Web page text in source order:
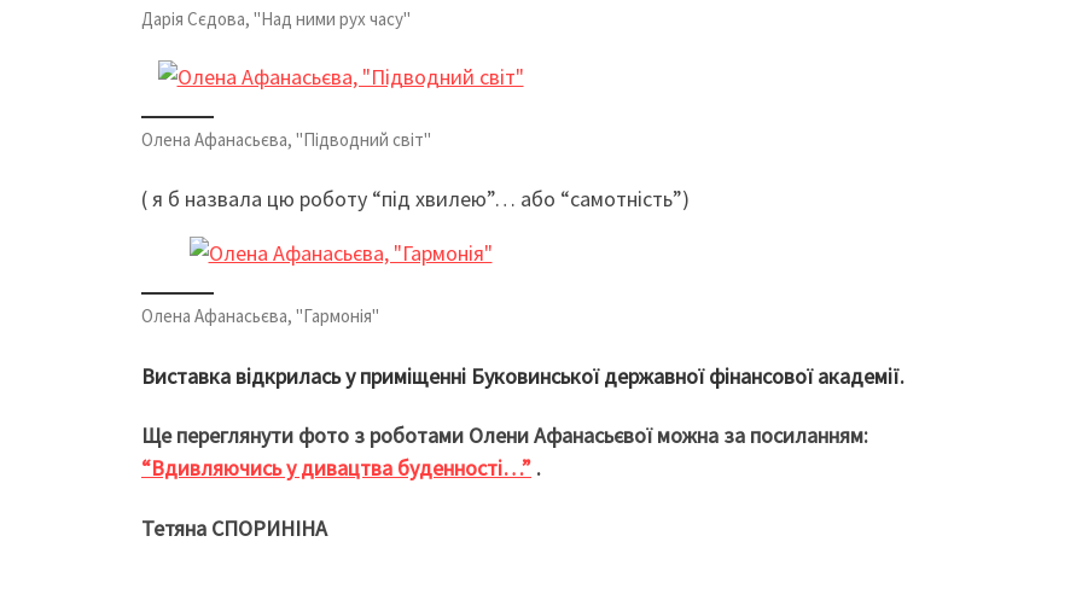
Дарія Сєдова, "Над ними рух часу"
Олена Афанасьєва, "Підводний світ"
( я б назвала цю роботу “під хвилею”… або “самотність”)
Олена Афанасьєва, "Гармонія"
Виставка відкрилась у приміщенні Буковинської державної фінансової академії.
Ще переглянути фото з роботами Олени Афанасьєвої можна за посиланням:
“Вдивляючись у дивацтва буденності…” .
Тетяна СПОРИНІНА